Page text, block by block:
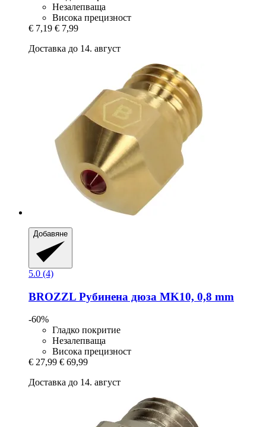
Незалепваща
Висока прецизност
€ 7,19 € 7,99
Доставка до 14. август
Добавяне
5.0 (4)
BROZZL Рубинена дюза MK10, 0,8 mm
-60%
Гладко покритие
Незалепваща
Висока прецизност
€ 27,99 € 69,99
Доставка до 14. август